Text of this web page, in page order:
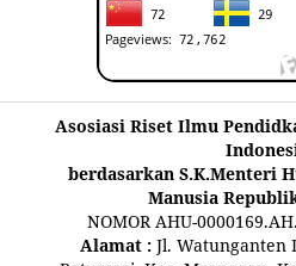
Asosiasi Riset Ilmu
berdasarkan S.K.Menteri
Manusia
NOMOR AHU-
Alamat : Jl. Watunganten